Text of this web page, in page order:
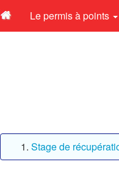
Le permis à points
Stage de